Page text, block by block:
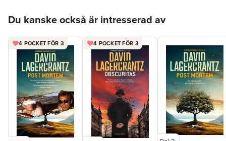
Du kanske också är intresserad av
4 POCKET FÖR 3 4 POCKET FÖR 3